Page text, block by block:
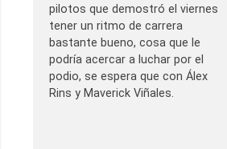
pilotos que demostró el viernes
tener un ritmo de carrera
bastante bueno, cosa que le
podría acercar a luchar por el
podio, se espera que con Álex
Rins y Maverick Viñales.